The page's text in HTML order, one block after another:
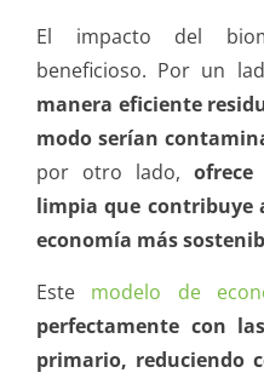
El impacto del
beneficioso. Por un
manera eficiente
modo serían
por otro lado,
limpia que contribuye
economía más
Este modelo de
perfectamente con
primario, reduciendo